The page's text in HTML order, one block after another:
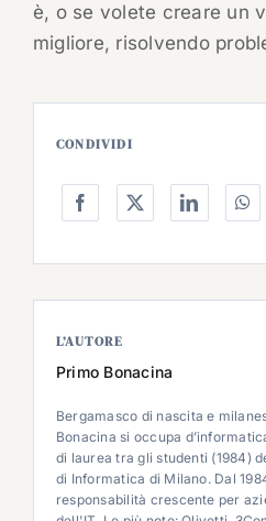
è, o se volete creare un
migliore, risolvendo
CONDIVIDI
L’AUTORE
Primo Bonacina
Bergamasco di nascita e
Bonacina si occupa
di laurea tra gli studenti (1984)
di Informatica di Milano. Dal
responsabilità crescente per